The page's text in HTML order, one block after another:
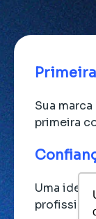
Sua
primeira
Uma